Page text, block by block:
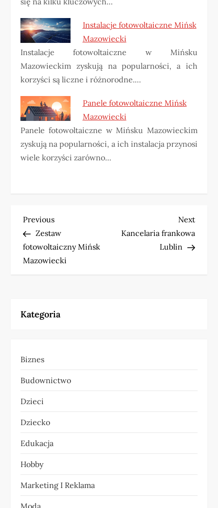
Instalacje fotowoltaiczne Mińsk
Mazowiecki
Instalacje fotowoltaiczne w Mińsku
Mazowieckim zyskują na popularności, a ich
korzyści są liczne i różnorodne.…
Panele fotowoltaiczne Mińsk
Mazowiecki
Panele fotowoltaiczne w Mińsku Mazowieckim
zyskują na popularności, a ich instalacja przynosi
wiele korzyści zarówno…
N
a
w
g
c
j
a
w
p
i
s
u
Previous
Post
Previous
Zestaw
fotowoltaiczny Mińsk
Mazowiecki
Next
Post
Next
Kancelaria frankowa
Lublin
Kategoria
Biznes
Budownictwo
Dzieci
Dziecko
Edukacja
Hobby
Marketing I Reklama